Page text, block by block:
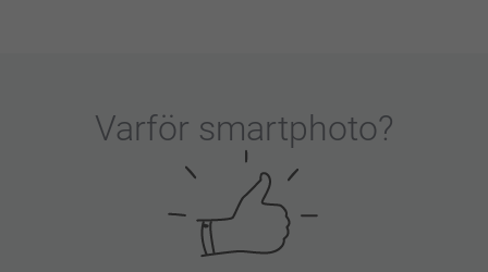
Varför smartphoto?